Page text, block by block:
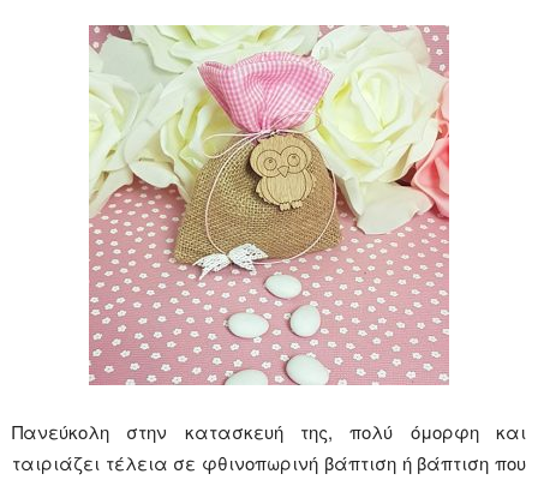
Πανεύκολη στην κατασκευή της, πολύ όμορφη και
ταιριάζει τέλεια σε φθινοπωρινή βάπτιση ή βάπτιση που